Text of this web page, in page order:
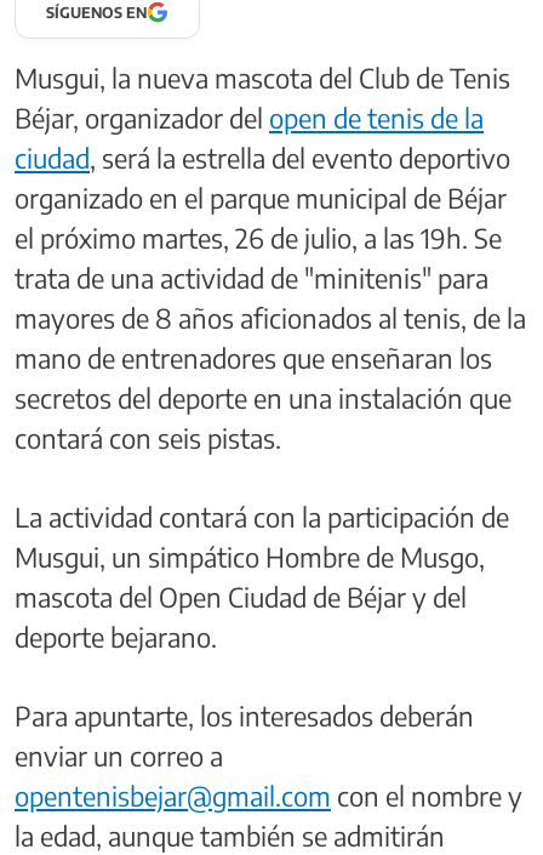
SÍGUENOS EN
Musgui, la nueva mascota del Club de Tenis
Béjar, organizador del open de tenis de la
ciudad, será la estrella del evento deportivo
organizado en el parque municipal de Béjar
el próximo martes, 26 de julio, a las 19h. Se
trata de una actividad de "minitenis" para
mayores de 8 años aficionados al tenis, de la
mano de entrenadores que enseñaran los
secretos del deporte en una instalación que
contará con seis pistas.
La actividad contará con la participación de
Musgui, un simpático Hombre de Musgo,
mascota del Open Ciudad de Béjar y del
deporte bejarano.
Para apuntarte, los interesados deberán
enviar un correo a
opentenisbejar@gmail.com con el nombre y
la edad, aunque también se admitirán